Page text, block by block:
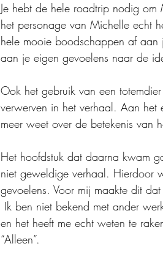
Je hebt de hele roadtrip nodig
het personage van Michelle echt
hele mooie boodschappen af aan
aan je eigen gevoelens naar de
Ook het gebruik van een
verwerven in het verhaal. Aan
meer weet over de betekenis van
Het hoofdstuk dat daarna kwam
niet geweldige verhaal. Hierdoor
gevoelens. Voor mij maakte dit
en het heeft me echt weten te
“Alleen”.